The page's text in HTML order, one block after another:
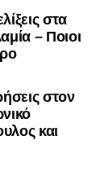
στα
– Ποιοι
στον
και